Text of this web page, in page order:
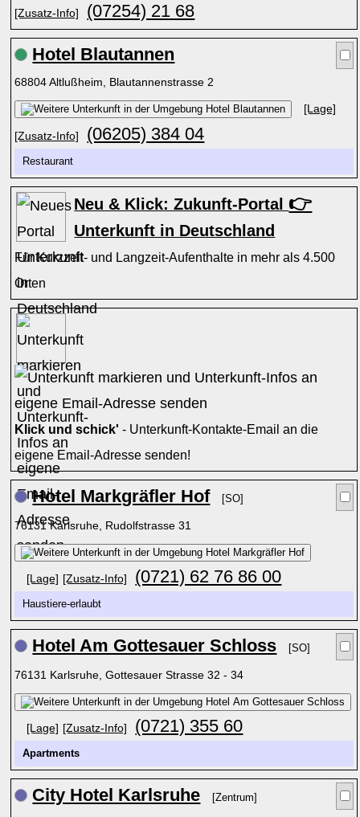
[Zusatz-Info] (07254) 21 68
Hotel Blautannen
68804 Altlußheim, Blautannenstrasse 2
[Lage]
[Zusatz-Info] (06205) 384 04
Restaurant
Neu & Klick: Zukunft-Portal 👉
Unterkunft in Deutschland
Für Kurzzeit- und Langzeit-Aufenthalte in mehr als 4.500
Orten
Klick und schick' - Unterkunft-Kontakte-Email an die
eigene Email-Adresse senden!
Hotel Markgräfler Hof [SO]
76131 Karlsruhe, Rudolfstrasse 31
[Lage] [Zusatz-Info] (0721) 62 76 86 00
Haustiere-erlaubt
Hotel Am Gottesauer Schloss [SO]
76131 Karlsruhe, Gottesauer Strasse 32 - 34
[Lage] [Zusatz-Info] (0721) 355 60
Apartments
City Hotel Karlsruhe [Zentrum]